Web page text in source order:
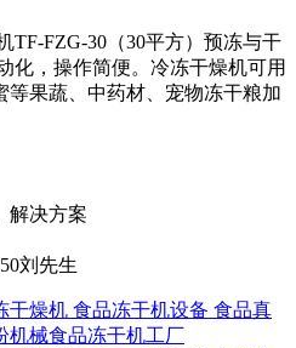
TF-FZG-30（30平方）预冻与干
化，操作简便。冷冻干燥机可用
等果蔬、中药材、宠物冻干粮加
解决方案
刘先生
干燥机 食品冻干机设备 食品真
机械食品冻干机工厂